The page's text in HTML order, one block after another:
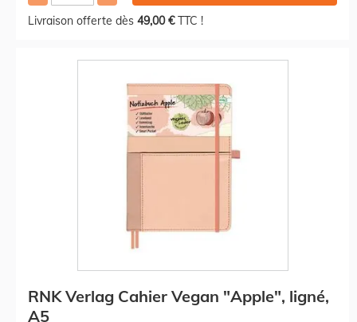
Livraison offerte dès 49,00 €TTC !
RNK Verlag Cahier Vegan "Apple", ligné,
A5